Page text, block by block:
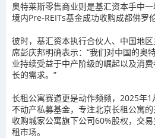
奥特莱斯零售商业则是基汇资本手中
境内Pre-REITs基金成功收购成都佛罗
彼时，基汇资本执行合伙人、中国地
席彭庆邦明确表示：“我们对中国的奥
业持续受益于中产阶级的崛起以及消
长的需求。”
长租公寓赛道更是动作频频，2025年
不动产私募基金，专注北京长租公寓
收购城家公寓旗下公司60%股权，交
租市场。